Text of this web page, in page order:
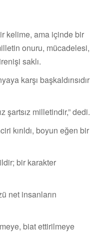
kelime, ama içinde bir
onuru, mücadelesi,
saklı.
karşı başkaldırısıdır
şartsız milletindir,” dedi.
kırıldı, boyun eğen bir
bir karakter
net insanların
biat ettirilmeye